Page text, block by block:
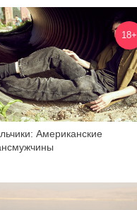
18+
Американские
23 370
2 711